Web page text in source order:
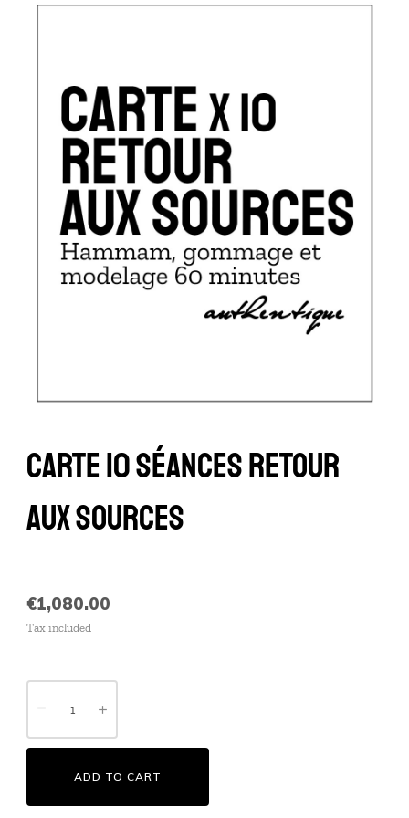
CARTE 10 SÉANCES RETOUR
AUX SOURCES
€1,080.00
Tax included
ADD TO CART